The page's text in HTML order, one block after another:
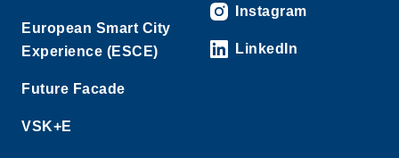
European Smart City
Experience (ESCE)
Future Facade
VSK+E
Instagram
LinkedIn